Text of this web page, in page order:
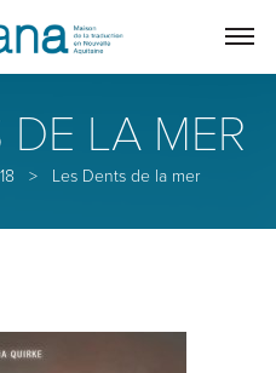
LA MER
> Les Dents de la mer